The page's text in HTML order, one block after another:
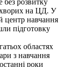
хворих на ЦД. У
центр навчання
підготовку
областях
з навчання
роки